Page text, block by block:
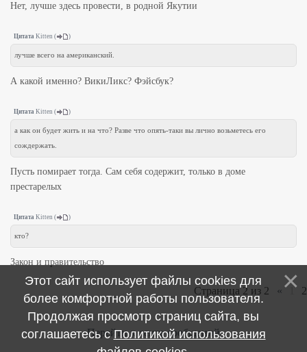
Нет, лучше здесь провести, в родной Якутии
Цитата Kitten ( )
лучше всего на американский.
А какой именно? ВикиЛикс? Фэйсбук?
Цитата Kitten ( )
а как он будет жить и на что? Разве что опять-таки вы лично возьметесь его
сождержать.
Пусть помирает тогда. Сам себя содержит, только в доме
престарелых
Цитата Kitten ( )
кто?
Закон и правительство
Страница2 из 2 « 2
Перейти к ленте сообщений
Этот сайт использует файлы cookies для
более комфортной работы пользователя.
Продолжая просмотр страниц сайта, вы
соглашаетесь сПолитикой использования